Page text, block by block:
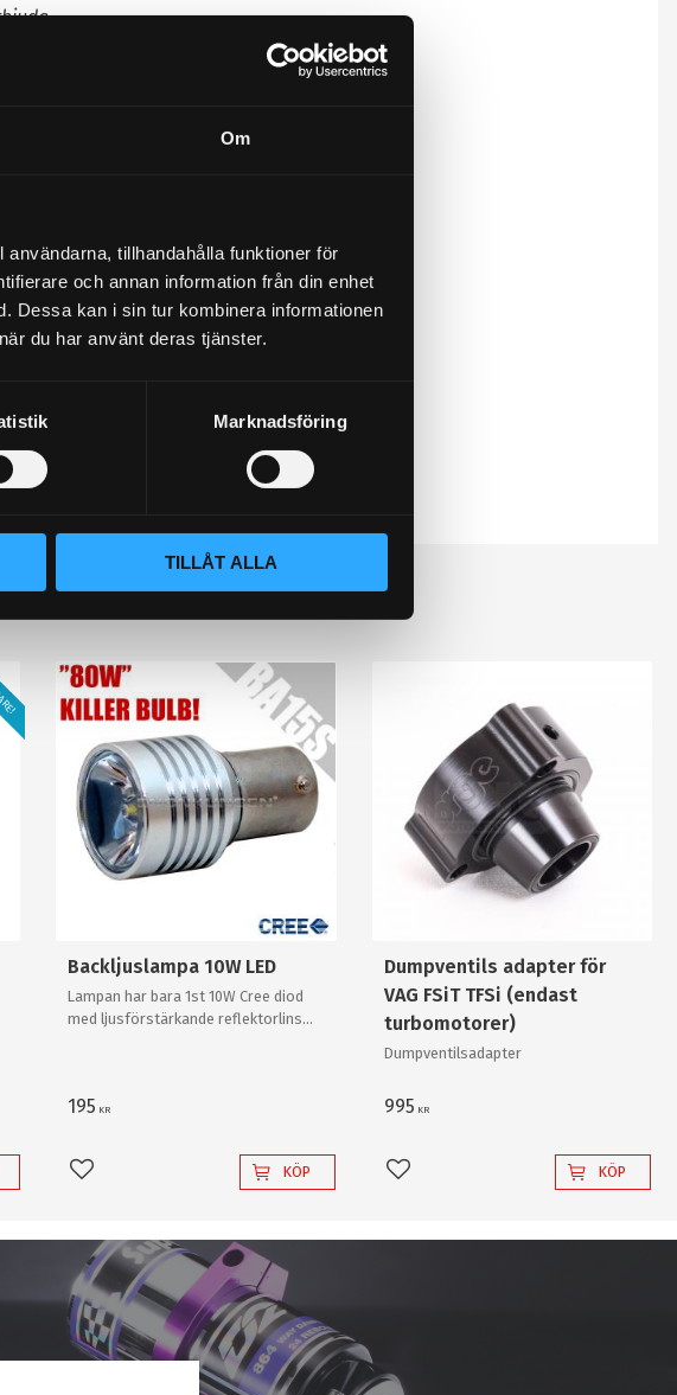
Om
tillhandahålla funktioner för
och annan information från din enhet
Dessa kan i sin tur kombinera informationen
du har använt deras tjänster.
Marknadsföring
TILLÅT ALLA
Backljuslampa 10W LED
Lampan har bara 1st 10W Cree diod
med ljusförstärkande reflektorlins
195 KR
Lägg till i favoriter KÖP
Dumpventils adapter för
VAG FSiT TFSi (endast
turbomotorer)
Dumpventilsadapter
995 KR
Lägg till i favoriter KÖP